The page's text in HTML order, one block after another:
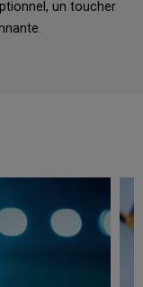
un toucher